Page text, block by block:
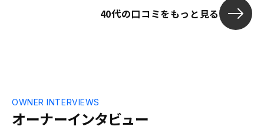
40代の口コミをもっと見る
オーナーインタビュー
OWNER INTERVIEWS